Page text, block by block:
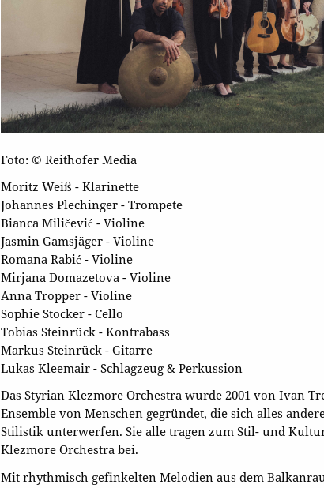
Foto: © Reithofer Media
Moritz Weiß - Klarinette
Johannes Plechinger - Trompete
Bianca Miličević - Violine
Jasmin Gamsjäger - Violine
Romana Rabić - Violine
Mirjana Domazetova - Violine
Anna Tropper - Violine
Sophie Stocker - Cello
Tobias Steinrück - Kontrabass
Markus Steinrück - Gitarre
Lukas Kleemair - Schlagzeug & Perkussion
Das Styrian Klezmore Orchestra wurde 2001 von Ivan
Ensemble von Menschen gegründet, die sich alles
Stilistik unterwerfen. Sie alle tragen zum Stil- und
Klezmore Orchestra bei.
Mit rhythmisch gefinkelten Melodien aus dem